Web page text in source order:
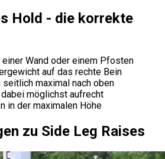
Hold - die korrekte
Wand oder einem Pfosten
auf das rechte Bein
maximal nach oben
möglichst aufrecht
in der maximalen Höhe
zu Side Leg Raises